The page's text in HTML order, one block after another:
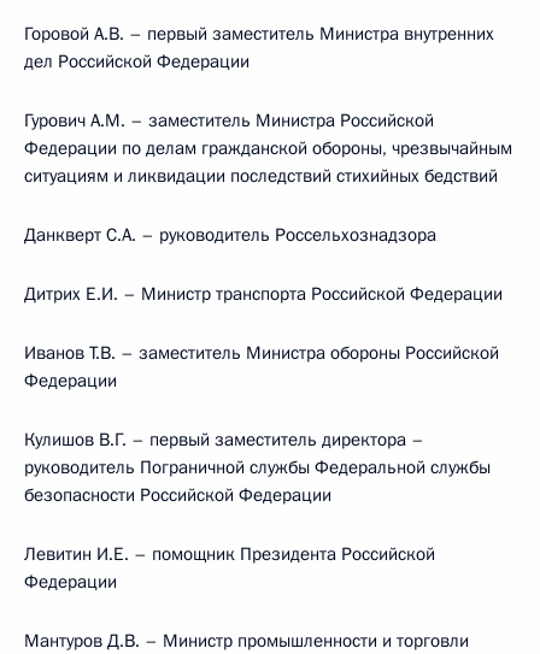
Горовой А.В. – первый заместитель Министра внутренних
дел Российской Федерации
Гурович А.М. – заместитель Министра Российской
Федерации по делам гражданской обороны, чрезвычайным
ситуациям и ликвидации последствий стихийных бедствий
Данкверт С.А. – руководитель Россельхознадзора
Дитрих Е.И. – Министр транспорта Российской Федерации
Иванов Т.В. – заместитель Министра обороны Российской
Федерации
Кулишов В.Г. – первый заместитель директора –
руководитель Пограничной службы Федеральной службы
безопасности Российской Федерации
Левитин И.Е. – помощник Президента Российской
Федерации
Мантуров Д.В. – Министр промышленности и торговли